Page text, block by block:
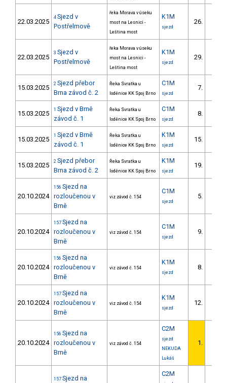
22.03.2025
4 Sjezd v
Postřelmově
řeka Morava v úseku
most na Lesnici -
Leština most
K1M
sjezd
26.
22.03.2025
3 Sjezd v
Postřelmově
řeka Morava v úseku
most na Lesnici -
Leština most
K1M
sjezd
29.
15.03.2025 2 Sjezd přebor
Brna závod č. 2
Řeka Svratka u
loděnice KK Spoj Brno
C1M
sjezd
7.
15.03.2025 1 Sjezd v Brně
závod č. 1
Řeka Svratka u
loděnice KK Spoj Brno
C1M
sjezd
8.
15.03.2025 1 Sjezd v Brně
závod č. 1
Řeka Svratka u
loděnice KK Spoj Brno
K1M
sjezd
15.
15.03.2025 2 Sjezd přebor
Brna závod č. 2
Řeka Svratka u
loděnice KK Spoj Brno
K1M
sjezd
19.
20.10.2024
156 Sjezd na
rozloučenou v
Brně
viz závod č. 154
C1M
sjezd
5.
20.10.2024
157 Sjezd na
rozloučenou v
Brně
viz závod č. 154
C1M
sjezd
9.
20.10.2024
156 Sjezd na
rozloučenou v
Brně
viz závod č. 154
K1M
sjezd
8.
20.10.2024
157 Sjezd na
rozloučenou v
Brně
viz závod č. 154
K1M
sjezd
12.
20.10.2024
156 Sjezd na
rozloučenou v
Brně
viz závod č. 154
C2M
sjezd
NEKUDA
Lukáš
1.
157 Sjezd na
C2M